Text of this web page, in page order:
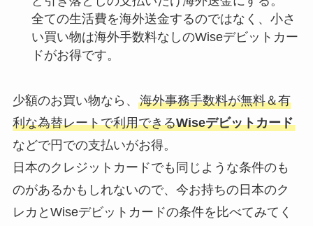
全ての生活費を海外送金するのではなく、小さ
い買い物は海外手数料なしのWiseデビットカー
ドがお得です。
少額のお買い物なら、 海外事務手数料が無料＆有
利な為替レートで利用できるWiseデビットカード
などで円での支払いがお得。
日本のクレジットカードでも同じような条件のも
のがあるかもしれないので、今お持ちの日本のク
レカとWiseデビットカードの条件を比べてみてく